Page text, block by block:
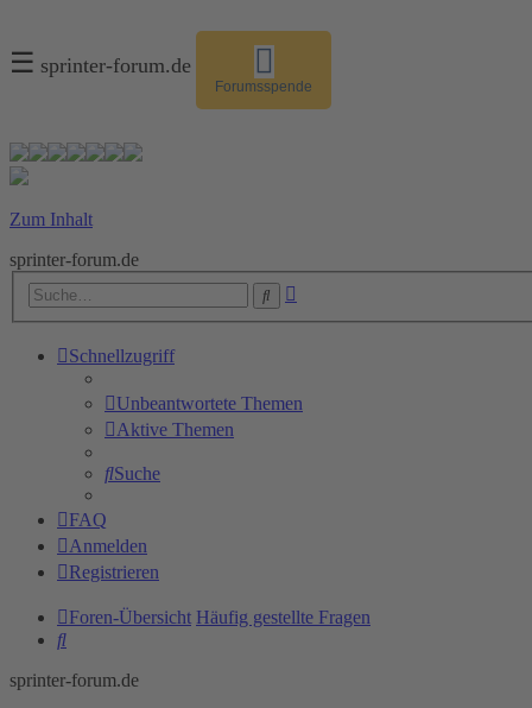
☰ sprinter-forum.de
Forumsspende
Zum Inhalt
sprinter-forum.de
Suche
Schnellzugriff
Unbeantwortete Themen
Aktive Themen
Suche
FAQ
Anmelden
Registrieren
Foren-Übersicht Häufig gestellte Fragen
Suche
sprinter-forum.de